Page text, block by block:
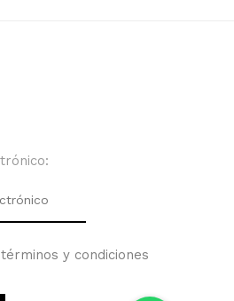
términos y condiciones